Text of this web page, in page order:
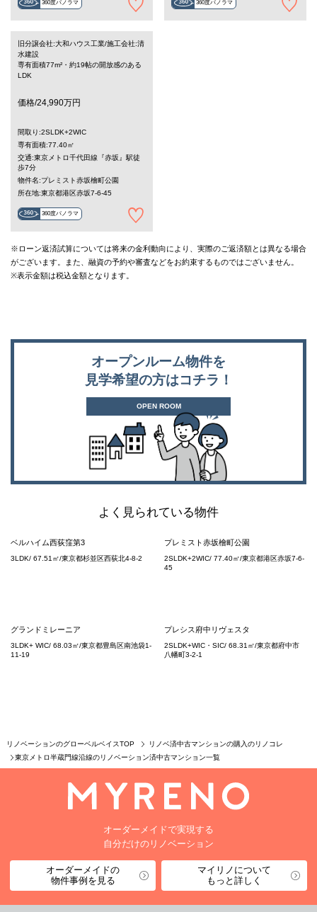
360度パノラマ 360度パノラマ
旧分譲会社:大和ハウス工業/施工会社:清
水建設
専有面積77m²・約19帖の開放感のある
LDK
価格/24,990万円
間取り:2SLDK+2WIC
専有面積:77.40㎡
交通:東京メトロ千代田線『赤坂』駅徒
歩7分
物件名:プレミスト赤坂檜町公園
所在地:東京都港区赤坂7-6-45
360度パノラマ
※ローン返済試算については将来の金利動向により、実際のご返済額とは異なる場合
がございます。また、融資の予約や審査などをお約束するものではございません。
※表示金額は税込金額となります。
オープンルーム物件を
見学希望の方はコチラ！
OPEN ROOM
よく見られている物件
ベルハイム西荻窪第3
3LDK/ 67.51㎡/東京都杉並区西荻北4-8-2
プレミスト赤坂檜町公園
2SLDK+2WIC/ 77.40㎡/東京都港区赤坂7-6-
45
グランドミレーニア
3LDK+ WIC/ 68.03㎡/東京都豊島区南池袋1-
11-19
プレシス府中リヴェスタ
2SLDK+WIC・SIC/ 68.31㎡/東京都府中市
八幡町3-2-1
リノベーションのグローベルベイスTOP
リノベ済中古マンションの購入のリノコレ
東京メトロ半蔵門線沿線のリノベーション済中古マンション一覧
オーダーメイドで実現する
自分だけのリノベーション
オーダーメイドの
物件事例を見る
マイリノについて
もっと詳しく